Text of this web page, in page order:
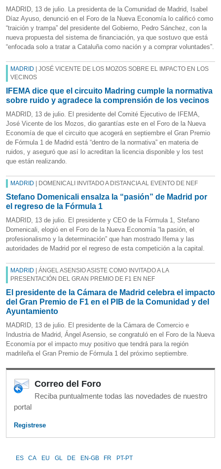
MADRID, 13 de julio. La presidenta de la Comunidad de Madrid, Isabel
Díaz Ayuso, denunció en el Foro de la Nueva Economía lo calificó como
“traición y trampa” del presidente del Gobierno, Pedro Sánchez, con la
nueva propuesta del sistema de financiación, ya que sostuvo que está
“enfocada solo a tratar a Cataluña como nación y a comprar voluntades”.
MADRID | JOSÉ VICENTE DE LOS MOZOS SOBRE EL IMPACTO EN LOS
VECINOS
IFEMA dice que el circuito Madring cumple la normativa
sobre ruido y agradece la comprensión de los vecinos
MADRID, 13 de julio. El presidente del Comité Ejecutivo de IFEMA,
José Vicente de los Mozos, dio garantías este en el Foro de la Nueva
Economía de que el circuito que acogerá en septiembre el Gran Premio
de Fórmula 1 de Madrid está “dentro de la normativa” en materia de
ruidos, y aseguró que así lo acreditan la licencia disponible y los test
que están realizando.
MADRID | DOMENICALI INVITADO A DISTANCIA AL EVENTO DE NEF
Stefano Domenicali ensalza la “pasión” de Madrid por
el regreso de la Fórmula 1
MADRID, 13 de julio. El presidente y CEO de la Fórmula 1, Stefano
Domenicali, elogió en el Foro de la Nueva Economía “la pasión, el
profesionalismo y la determinación” que han mostrado Ifema y las
autoridades de Madrid por el regreso de esta competición a la capital.
MADRID | ÁNGEL ASENSIO ASISTE COMO INVITADO A LA
PRESENTACIÓN DEL GRAN PREMIO DE F1 EN NEF
El presidente de la Cámara de Madrid celebra el impacto
del Gran Premio de F1 en el PIB de la Comunidad y del
Ayuntamiento
MADRID, 13 de julio. El presidente de la Cámara de Comercio e
Industria de Madrid, Ángel Asensio, se congratuló en el Foro de la Nueva
Economía por el impacto muy positivo que tendrá para la región
madrileña el Gran Premio de Fórmula 1 del próximo septiembre.
Correo del Foro
Reciba puntualmente todas las novedades de nuestro
portal
Registrese
ES CA EU GL DE EN-GB FR PT-PT